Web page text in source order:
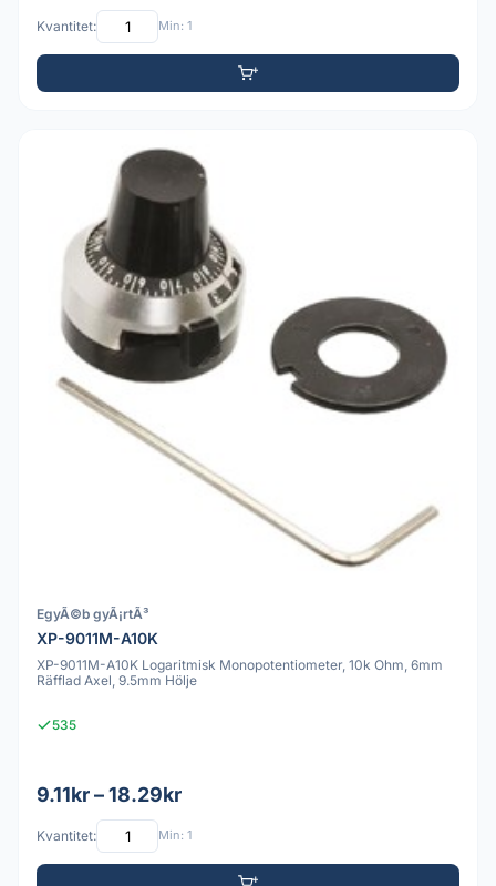
Kvantitet: Min: 1
EgyÃ©b gyÃ¡rtÃ³
XP-9011M-A10K
XP-9011M-A10K Logaritmisk Monopotentiometer, 10k Ohm, 6mm
Räfflad Axel, 9.5mm Hölje
535
9.11kr – 18.29kr
Kvantitet: Min: 1